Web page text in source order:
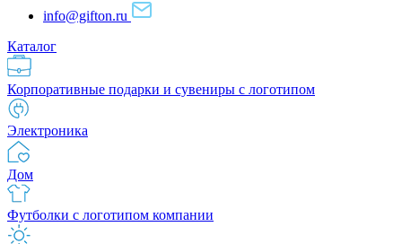
info@gifton.ru
Каталог
Корпоративные подарки и сувениры с логотипом
Электроника
Дом
Футболки с логотипом компании